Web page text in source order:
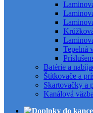
Tepelná
Batérie a
Štítkovače a
Skartovačky a
Kanálová väzba